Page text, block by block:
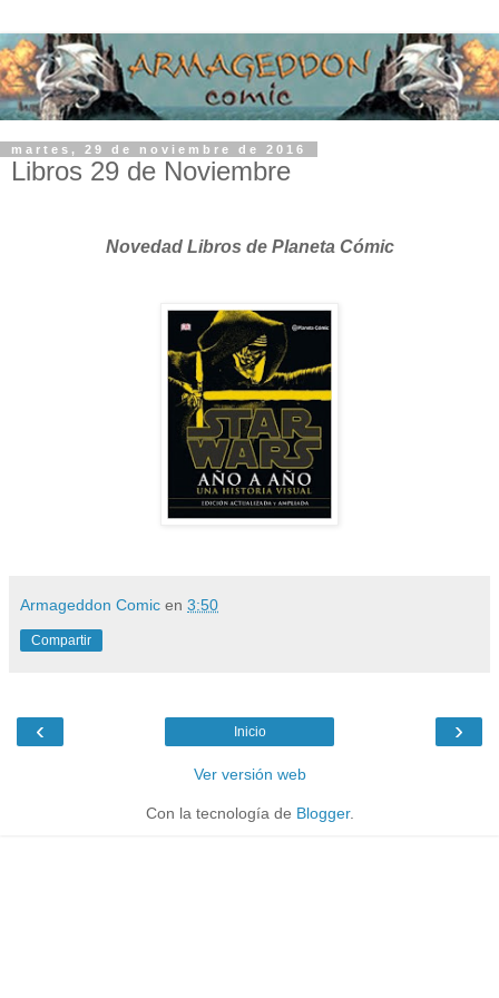
martes, 29 de noviembre de 2016
Libros 29 de Noviembre
Novedad Libros de Planeta Cómic
Armageddon Comic en 3:50
Compartir
‹ ›
Inicio
Ver versión web
Con la tecnología de Blogger.